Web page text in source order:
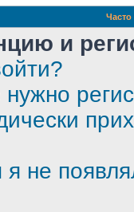
и
не